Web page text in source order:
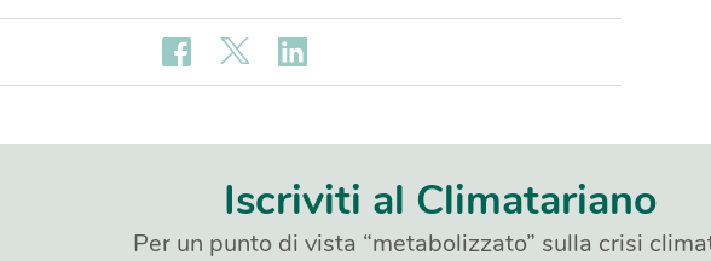
Iscriviti al Climatariano
Per un punto di vista “metabolizzato” sulla crisi